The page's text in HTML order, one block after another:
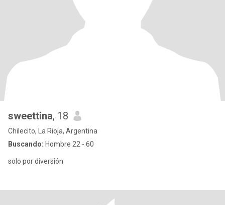
sweettina, 18
Chilecito, La Rioja, Argentina
Buscando: Hombre 22 - 60
solo por diversión